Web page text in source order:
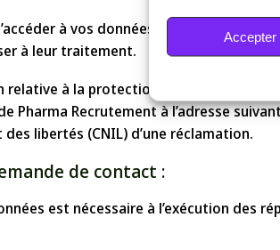
Accepter
à vos données à caractère
à leur traitement.
à la protection de vos données
Pharma Recrutement à l’adresse
libertés (CNIL) d’une réclamation.
de contact :
est nécessaire à l’exécution des